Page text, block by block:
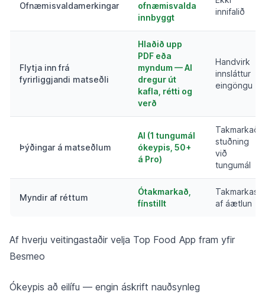
Ofnæmisvaldamerkingar
ofnæmisvalda
innbyggt
innifalið
Flytja inn frá
fyrirliggjandi matseðli
Hlaðið upp
PDF eða
myndum — AI
dregur út
kafla, rétti og
verð
Handvirk
innsláttur
eingöngu
Þýðingar á matseðlum
AI (1 tungumál
ókeypis, 50+
á Pro)
Takmarkað
stuðning
við
tungumál
Myndir af réttum
Ótakmarkað,
fínstillt
Takmarkast
af áætlun
Af hverju veitingastaðir velja Top Food App fram yfir
Besmeo
Ókeypis að eilífu — engin áskrift nauðsynleg